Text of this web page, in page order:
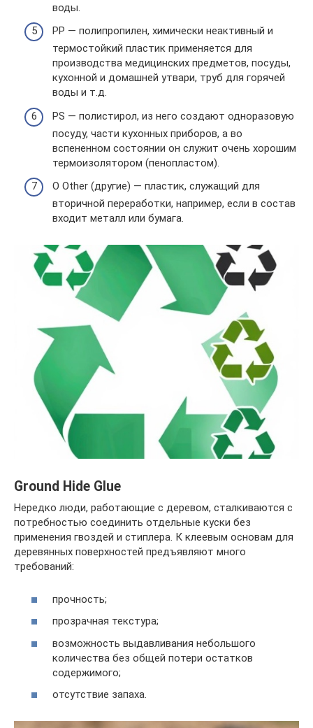
воды.
PP — полипропилен, химически неактивный и
термостойкий пластик применяется для
производства медицинских предметов, посуды,
кухонной и домашней утвари, труб для горячей
воды и т.д.
PS — полистирол, из него создают одноразовую
посуду, части кухонных приборов, а во
вспененном состоянии он служит очень хорошим
термоизолятором (пенопластом).
O Other (другие) — пластик, служащий для
вторичной переработки, например, если в состав
входит металл или бумага.
Ground Hide Glue
Нередко люди, работающие с деревом, сталкиваются с
потребностью соединить отдельные куски без
применения гвоздей и стиплера. К клеевым основам для
деревянных поверхностей предъявляют много
требований:
прочность;
прозрачная текстура;
возможность выдавливания небольшого
количества без общей потери остатков
содержимого;
отсутствие запаха.